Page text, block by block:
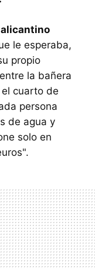
alicantino
le esperaba,
propio
la bañera
cuarto de
persona
de agua y
solo en